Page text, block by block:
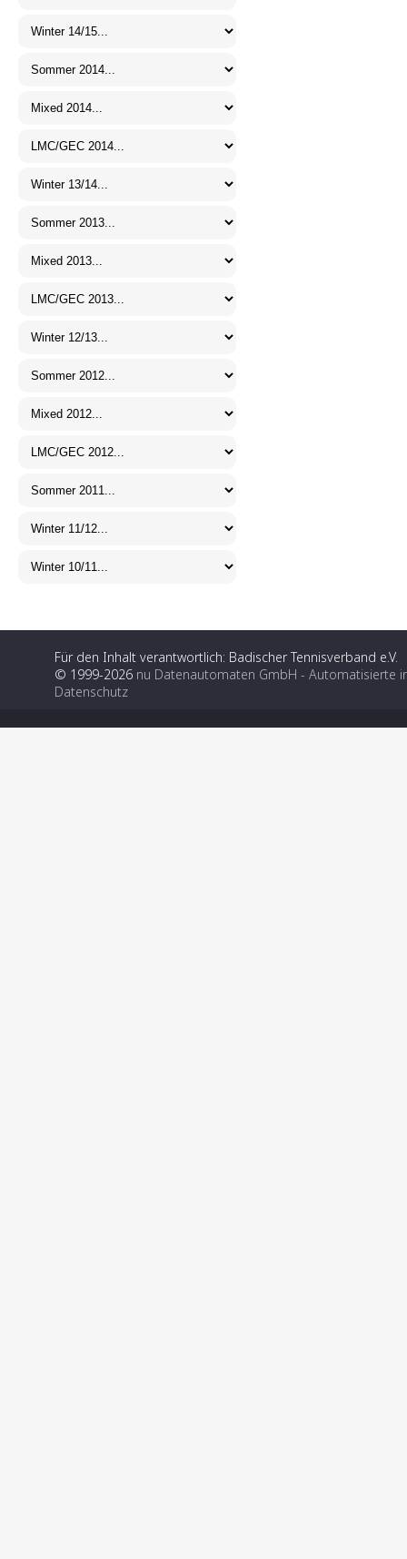
Für den Inhalt verantwortlich: Badischer Tennisverband e.V.
© 1999-2026 nu Datenautomaten GmbH - Automatisierte
Datenschutz